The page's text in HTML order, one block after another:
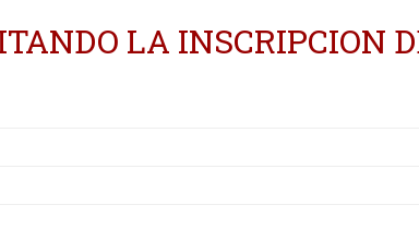
LA INSCRIPCION